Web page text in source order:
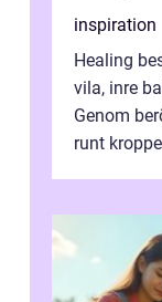
inspiration
Healing
vila, inre
Genom
runt